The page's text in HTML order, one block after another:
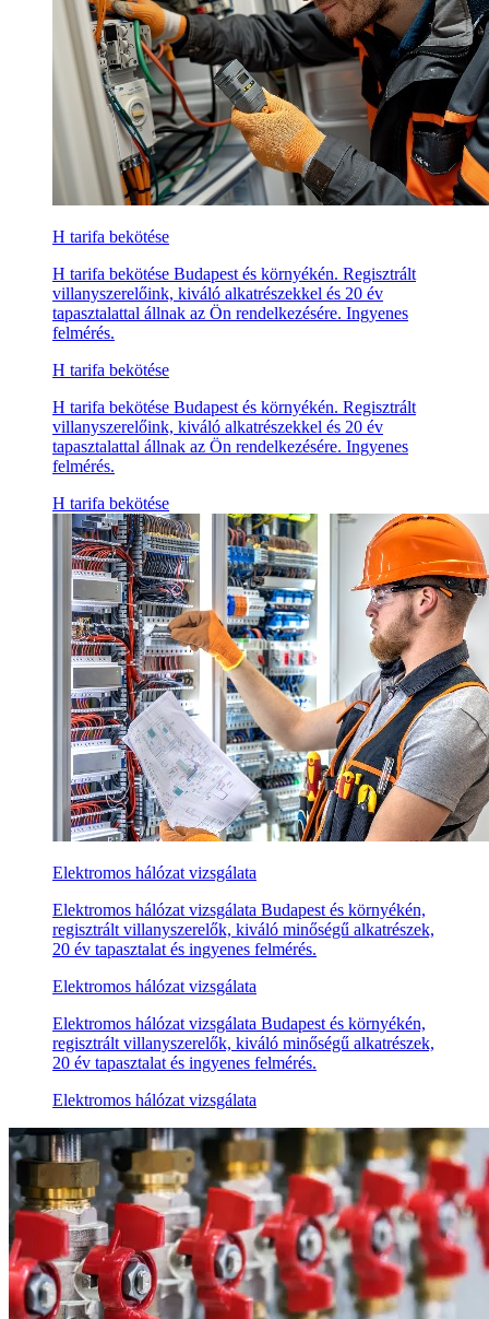
H tarifa bekötése
H tarifa bekötése Budapest és környékén. Regisztrált
villanyszerelőink, kiváló alkatrészekkel és 20 év
tapasztalattal állnak az Ön rendelkezésére. Ingyenes
felmérés.
H tarifa bekötése
H tarifa bekötése Budapest és környékén. Regisztrált
villanyszerelőink, kiváló alkatrészekkel és 20 év
tapasztalattal állnak az Ön rendelkezésére. Ingyenes
felmérés.
H tarifa bekötése
Elektromos hálózat vizsgálata
Elektromos hálózat vizsgálata Budapest és környékén,
regisztrált villanyszerelők, kiváló minőségű alkatrészek,
20 év tapasztalat és ingyenes felmérés.
Elektromos hálózat vizsgálata
Elektromos hálózat vizsgálata Budapest és környékén,
regisztrált villanyszerelők, kiváló minőségű alkatrészek,
20 év tapasztalat és ingyenes felmérés.
Elektromos hálózat vizsgálata